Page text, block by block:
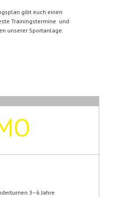
gibt euch einen
Trainingstermine und
unserer Sportanlage.
3–6 Jahre